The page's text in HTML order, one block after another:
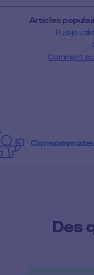
Articles
Puis-je
Comment
Des